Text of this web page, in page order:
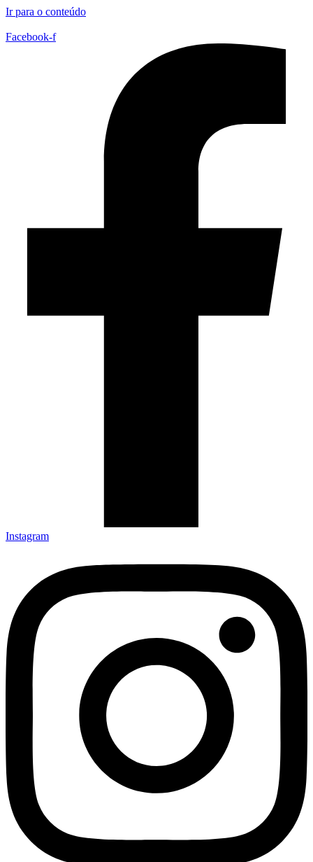
Ir para o conteúdo
Facebook-f
Instagram